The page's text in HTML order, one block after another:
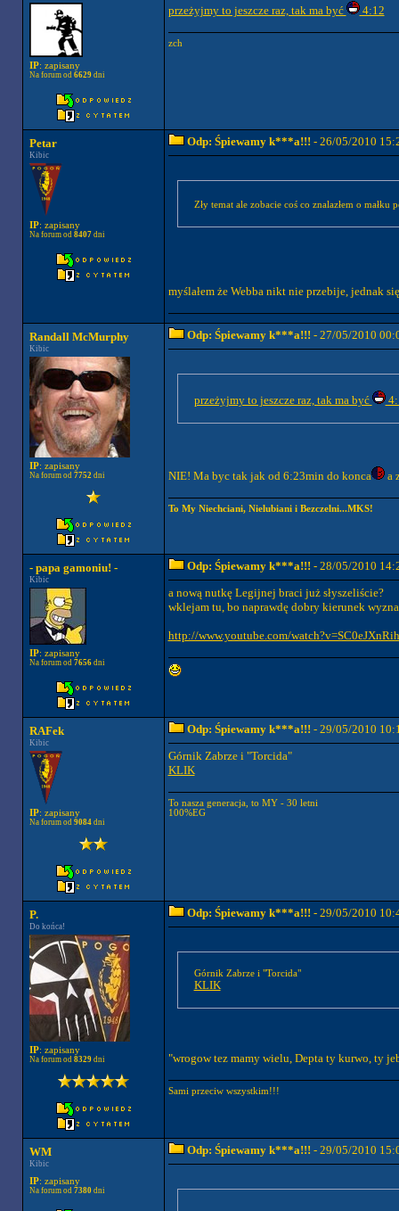
IP: zapisany
Na forum od 6629dni
przeżyjmy to jeszcze raz, tak ma być 4:12
zch
Petar
Kibic
IP: zapisany
Na forum od 8407dni
Odp: Śpiewamy k***a!!! - 26/05/2010
Zły temat ale zobacie coś co znalazłem o małku
myślałem że Webba nikt nie przebije, jednak
Randall McMurphy
Kibic
IP: zapisany
Na forum od 7752dni
Odp: Śpiewamy k***a!!! - 27/05/2010
przeżyjmy to jeszcze raz, tak ma być
NIE! Ma byc tak jak od 6:23min do konca a
To My Niechciani, Nielubiani i Bezczelni...MKS!
- papa gamoniu! -
Kibic
IP: zapisany
Na forum od 7656dni
Odp: Śpiewamy k***a!!! - 28/05/2010
a nową nutkę Legijnej braci już słyszeliście?
wklejam tu, bo naprawdę dobry kierunek
http://www.youtube.com/
RAFek
Kibic
IP: zapisany
Na forum od 9084dni
Odp: Śpiewamy k***a!!! - 29/05/2010
Górnik Zabrze i "Torcida"
KLIK
To nasza generacja, to MY - 30 letni
100%EG
P.
Do końca!
IP: zapisany
Na forum od 8329dni
Odp: Śpiewamy k***a!!! - 29/05/2010
Górnik Zabrze i "Torcida"
KLIK
"wrogow tez mamy wielu, Depta ty kurwo, ty
Sami przeciw wszystkim!!!
WM
Kibic
IP: zapisany
Na forum od 7380dni
Odp: Śpiewamy k***a!!! - 29/05/2010